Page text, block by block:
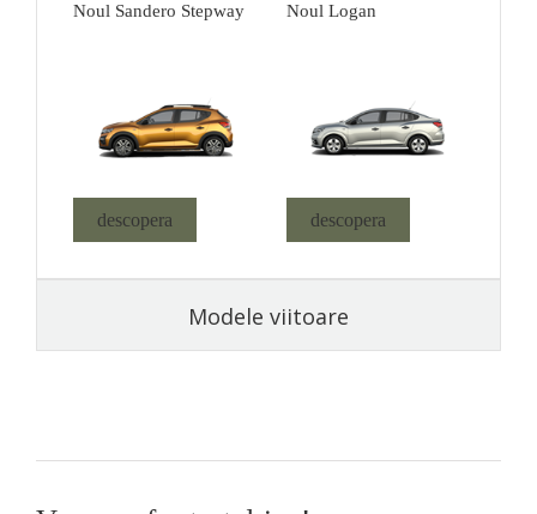
Noul Sandero Stepway
descopera
Noul Logan
descopera
Modele viitoare